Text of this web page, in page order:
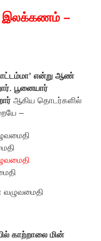
இலக்கணம் –
என்று ஆண்
பூனையார்
ஆகிய தொடர்களில்
–
வழுவமைதி
காற்றாலை மின்